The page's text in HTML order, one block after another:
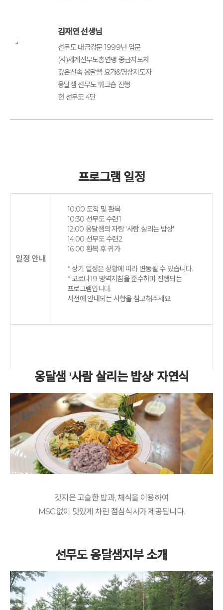
김재연 선생님
선무도 대금강문 1999년 입문
(사)세계선무도총연맹 중급지도자
깊은산속 옹달샘 요가&명상지도자
옹달샘 선무도 워크숍 진행
현 선무도 4단
프로그램 일정
일정 안내
10:00 도착 및 환복
10:30 선무도 수련1
12:00 옹달샘의 자랑 '사람 살리는 밥상'
14:00 선무도 수련2
16:00 환복 후 귀가
* 상기 일정은 상황에 따라 변동될 수 있습니다.
* 코로나19 방역지침을 준수하며 진행되는
프로그램입니다.
사전에 안내되는 사항을 참고해주세요.
옹달샘 '사람 살리는 밥상' 자연식
갓지은 고슬한 밥과, 채식을 이용하여
MSG없이 맛있게 차린 점심식사가 제공됩니다.
선무도 옹달샘지부 소개